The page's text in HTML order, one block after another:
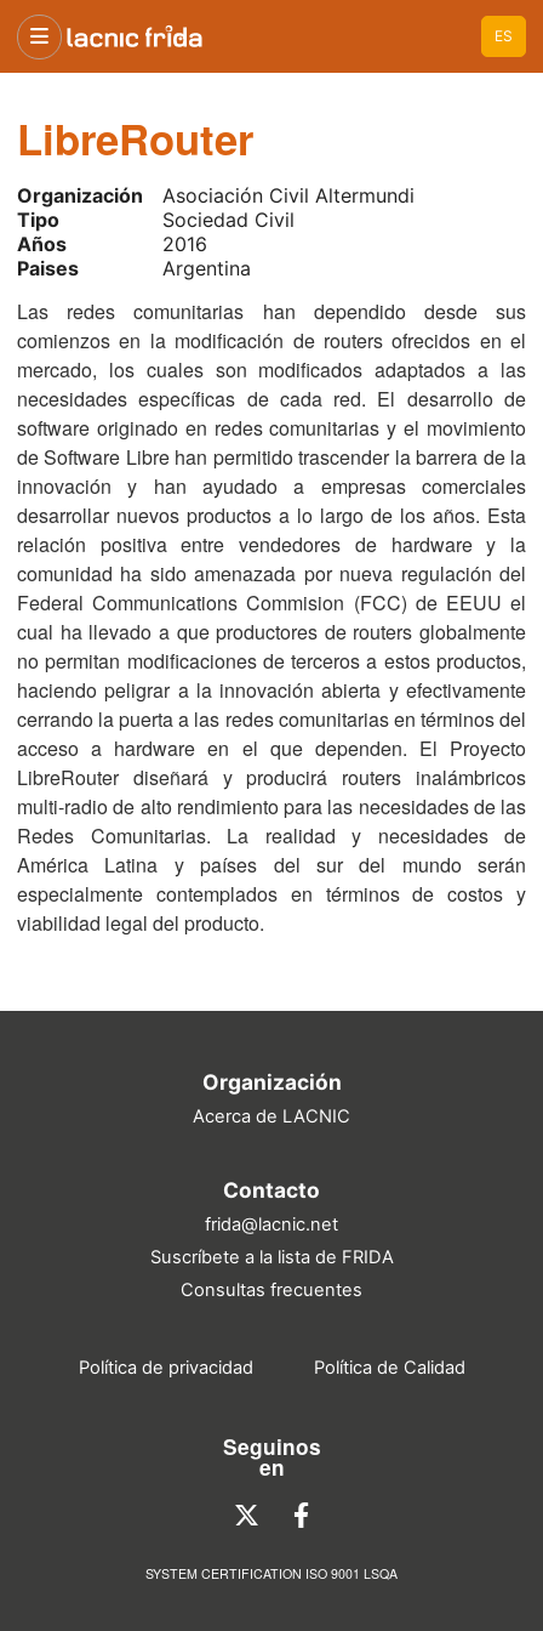
ES
LibreRouter
Organización
Asociación Civil Altermundi
Tipo
Sociedad Civil
Años
2016
Paises
Argentina
Las redes comunitarias han dependido desde sus
comienzos en la modificación de routers ofrecidos en el
mercado, los cuales son modificados adaptados a las
necesidades específicas de cada red. El desarrollo de
software originado en redes comunitarias y el movimiento
de Software Libre han permitido trascender la barrera de la
innovación y han ayudado a empresas comerciales
desarrollar nuevos productos a lo largo de los años. Esta
relación positiva entre vendedores de hardware y la
comunidad ha sido amenazada por nueva regulación del
Federal Communications Commision (FCC) de EEUU el
cual ha llevado a que productores de routers globalmente
no permitan modificaciones de terceros a estos productos,
haciendo peligrar a la innovación abierta y efectivamente
cerrando la puerta a las redes comunitarias en términos del
acceso a hardware en el que dependen. El Proyecto
LibreRouter diseñará y producirá routers inalámbricos
multi-radio de alto rendimiento para las necesidades de las
Redes Comunitarias. La realidad y necesidades de
América Latina y países del sur del mundo serán
especialmente contemplados en términos de costos y
viabilidad legal del producto.
Organización
Acerca de LACNIC
Contacto
frida@lacnic.net
Suscríbete a la lista de FRIDA
Consultas frecuentes
Seguinos
en
Política de privacidad Política de Calidad
SYSTEM CERTIFICATION ISO 9001 LSQA